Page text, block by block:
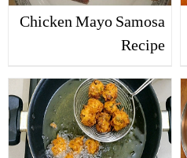
Chicken Mayo Samosa
Recipe